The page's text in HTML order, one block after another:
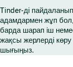
Tinder-ді
адамдармен жұп бол,
барда шарап іш
жақсы жерлерді
шығыңыз.